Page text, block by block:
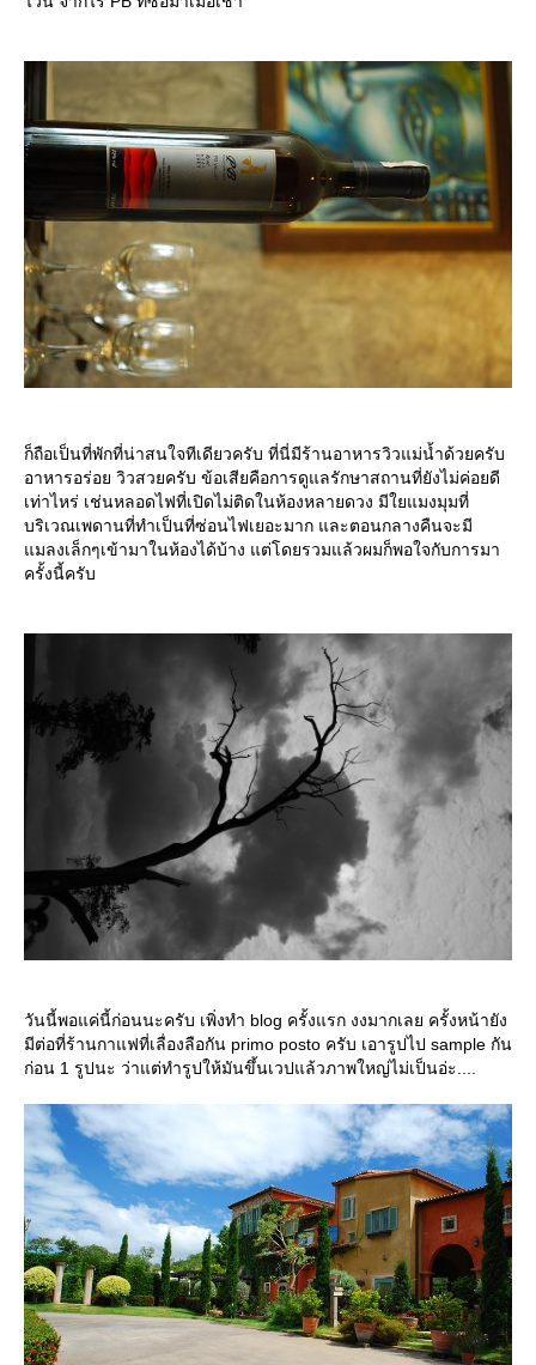
ก็ถือเป็นที่พักที่น่าสนใจทีเดียวครับ ที่นี่มีร้านอาหารวิวแม่น้ำด้วยครับ
อาหารอร่อย วิวสวยครับ ข้อเสียคือการดูแลรักษาสถานที่ยังไม่ค่อยดี
เท่าไหร่ เช่นหลอดไฟที่เปิดไม่ติดในห้องหลายดวง มีใยแมงมุมที่
บริเวณเพดานที่ทำเป็นที่ซ่อนไฟเยอะมาก และตอนกลางคืนจะมี
มลงเล็กๆเข้ามาในห้องได้บ้าง แต่โดยรวมแล้วผมก็พอใจกับการมา
ครั้งนี้ครับ
วันนี้พอแค่นี้ก่อนนะครับ เพิ่งทำ blog ครั้งแรก งงมากเลย ครั้งหน้ายัง
มีต่อที่ร้านกาแฟที่เลื่องลือกัน primo posto ครับ เอารูปไป sample กัน
ก่อน 1 รูปนะ ว่าแต่ทำรูปให้มันขึ้นเวปแล้วภาพใหญ่ไม่เป็นอ่ะ....